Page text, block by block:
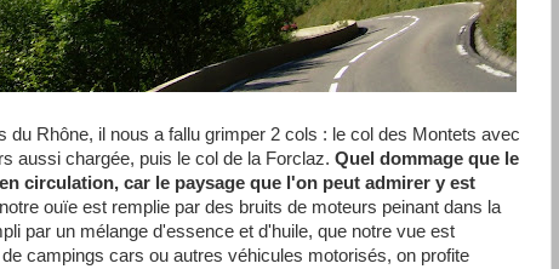
du Rhône, il nous a fallu grimper 2 cols : le col des Montets avec
aussi chargée, puis le col de la Forclaz. Quel dommage que le
circulation, car le paysage que l'on peut admirer y est
ouïe est remplie par des bruits de moteurs peinant dans la
par un mélange d'essence et d'huile, que notre vue est
campings cars ou autres véhicules motorisés, on profite